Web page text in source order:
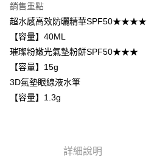
每筆NT$85，滿NT$599(含以上)免運費
(FedEx)海外配送
銷售重點
超水感高效防曬精華SPF50★★★★
【容量】40ML
璀璨粉嫩光氣墊粉餅SPF50★★★
【容量】15g
3D氣墊眼線液水筆
【容量】1.3g
詳細說明